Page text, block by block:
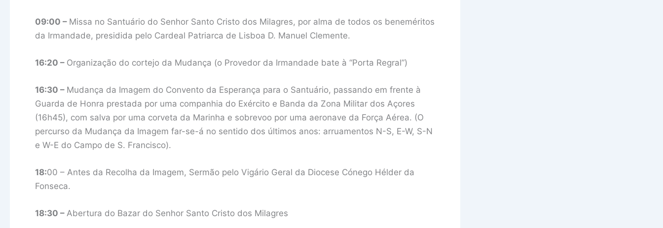
09:00 – Missa no Santuário do Senhor Santo Cristo dos Milagres, por alma de todos os beneméritos
da Irmandade, presidida pelo Cardeal Patriarca de Lisboa D. Manuel Clemente.
16:20 – Organização do cortejo da Mudança (o Provedor da Irmandade bate à “Porta Regral”)
16:30 – Mudança da Imagem do Convento da Esperança para o Santuário, passando em frente à
Guarda de Honra prestada por uma companhia do Exército e Banda da Zona Militar dos Açores
(16h45), com salva por uma corveta da Marinha e sobrevoo por uma aeronave da Força Aérea. (O
percurso da Mudança da Imagem far-se-á no sentido dos últimos anos: arruamentos N-S, E-W, S-N
e W-E do Campo de S. Francisco).
18:00 – Antes da Recolha da Imagem, Sermão pelo Vigário Geral da Diocese Cónego Hélder da
Fonseca.
18:30 – Abertura do Bazar do Senhor Santo Cristo dos Milagres